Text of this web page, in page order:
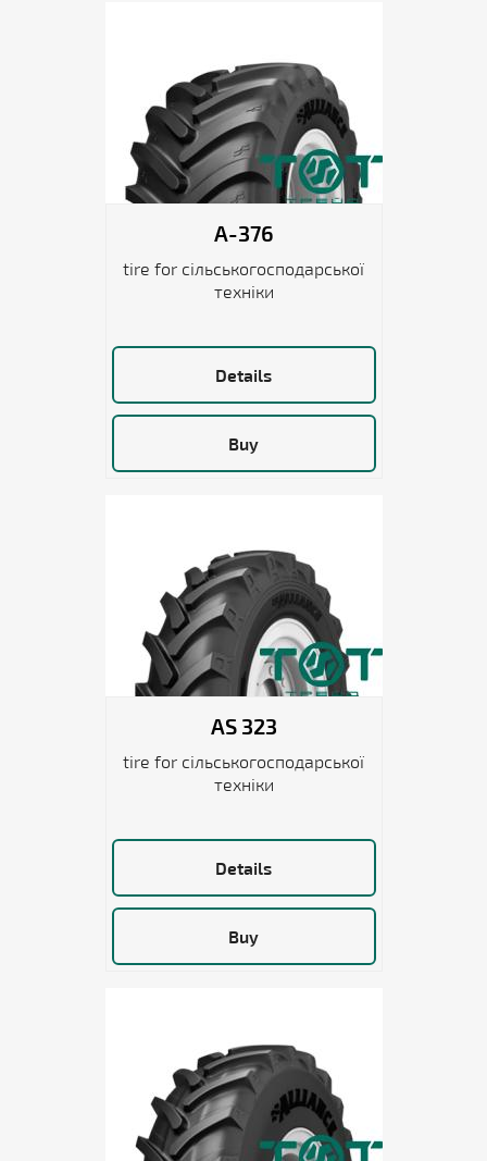
A-376
tire for сільськогосподарської
техніки
Details
Buy
AS 323
tire for сільськогосподарської
техніки
Details
Buy